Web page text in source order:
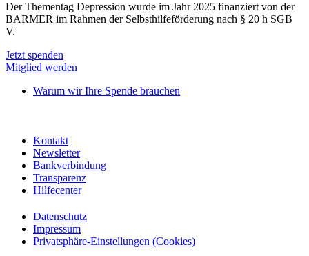
Der Thementag Depression wurde im Jahr 2025 finanziert von der
BARMER im Rahmen der Selbsthilfeförderung nach § 20 h SGB
V.
Jetzt spenden
Mitglied werden
Warum wir Ihre Spende brauchen
Kontakt
Newsletter
Bankverbindung
Transparenz
Hilfecenter
Datenschutz
Impressum
Privatsphäre-Einstellungen (Cookies)